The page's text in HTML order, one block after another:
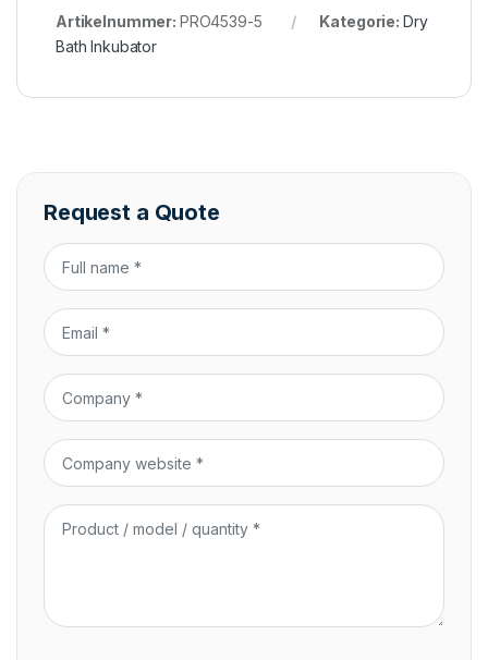
Artikelnummer: PRO4539-5 Kategorie: Dry
Bath Inkubator
Request a Quote